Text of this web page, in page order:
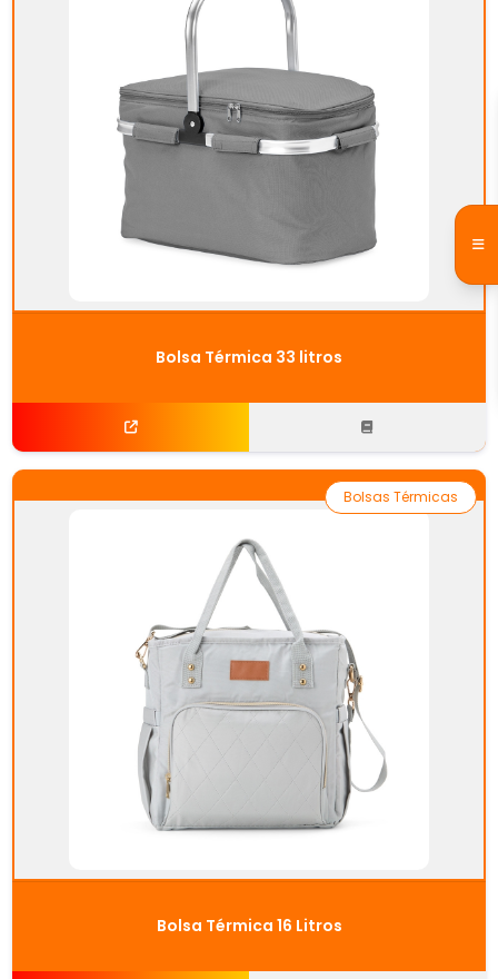
Bolsa Térmica 33 litros
Bolsa Térmica 16 Litros
Bolsas Térmicas